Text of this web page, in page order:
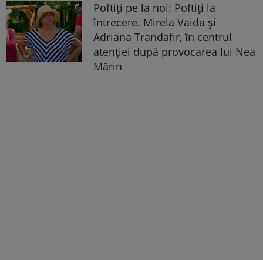
Poftiți pe la noi: Poftiți la
întrecere. Mirela Vaida și
Adriana Trandafir, în centrul
atenției după provocarea lui Nea
Mărin